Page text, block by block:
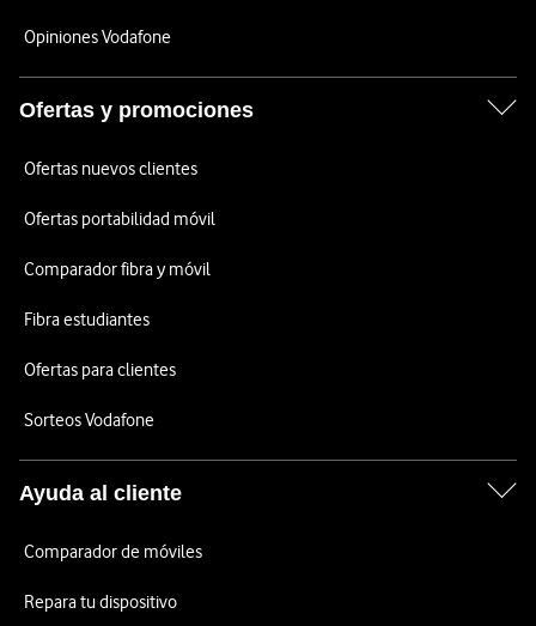
Opiniones Vodafone
Ofertas y promociones
Ofertas nuevos clientes
Ofertas portabilidad móvil
Comparador fibra y móvil
Fibra estudiantes
Ofertas para clientes
Sorteos Vodafone
Ayuda al cliente
Comparador de móviles
Repara tu dispositivo